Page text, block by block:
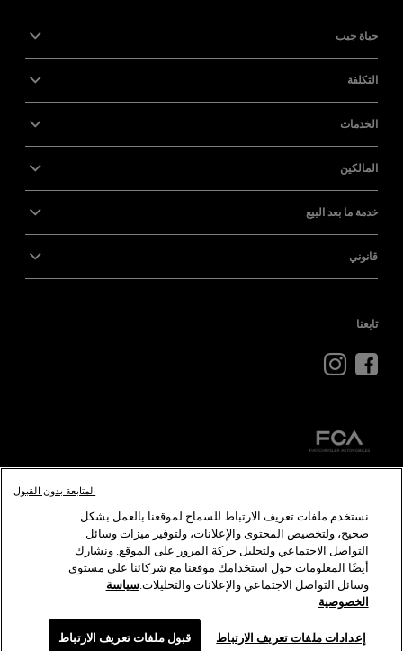
حياة جيب
التكلفة
الخدمات
المالكين
خدمة ما بعد البيع
قانوني
تابعنا
فيات
©2026 FCA US LLC . جميع الحقوق محفوظة. كرايسلر، دودج، جيب، رام، موبار، إس آر تي هي
لاستخدامها تصريح.
نستخدم ملفات تعريف الارتباط للسماح لموقعنا بالعمل بشكل
صحيح، ولتخصيص المحتوى والإعلانات، ولتوفير ميزات وسائل
التواصل الاجتماعي ولتحليل حركة المرور على الموقع. ونشارك
أيضًا المعلومات حول استخدامك موقعنا مع شركائنا على مستوى
وسائل التواصل الاجتماعي والإعلانات والتحليلات.سياسة
الخصوصية
إعدادات ملفات تعريف الارتباط قبول ملفات تعريف الارتباط
المتابعة بدون القبول